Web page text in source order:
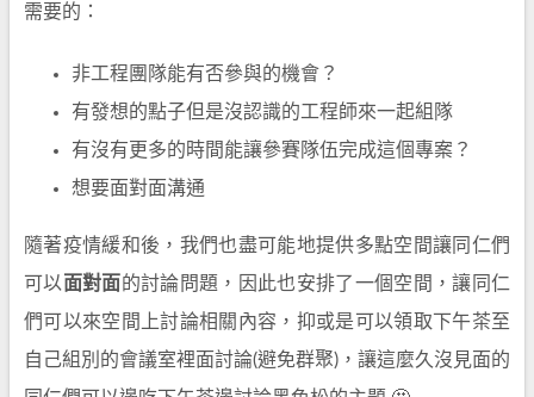
需要的：
非工程團隊能有否參與的機會？
有發想的點子但是沒認識的工程師來一起組隊
有沒有更多的時間能讓參賽隊伍完成這個專案？
想要面對面溝通
隨著疫情緩和後，我們也盡可能地提供多點空間讓同仁們
可以面對面 的討論問題，因此也安排了一個空間，讓同仁
們可以來空間上討論相關內容，抑或是可以領取下午茶至
自己組別的會議室裡面討論(避免群聚)，讓這麼久沒見面的